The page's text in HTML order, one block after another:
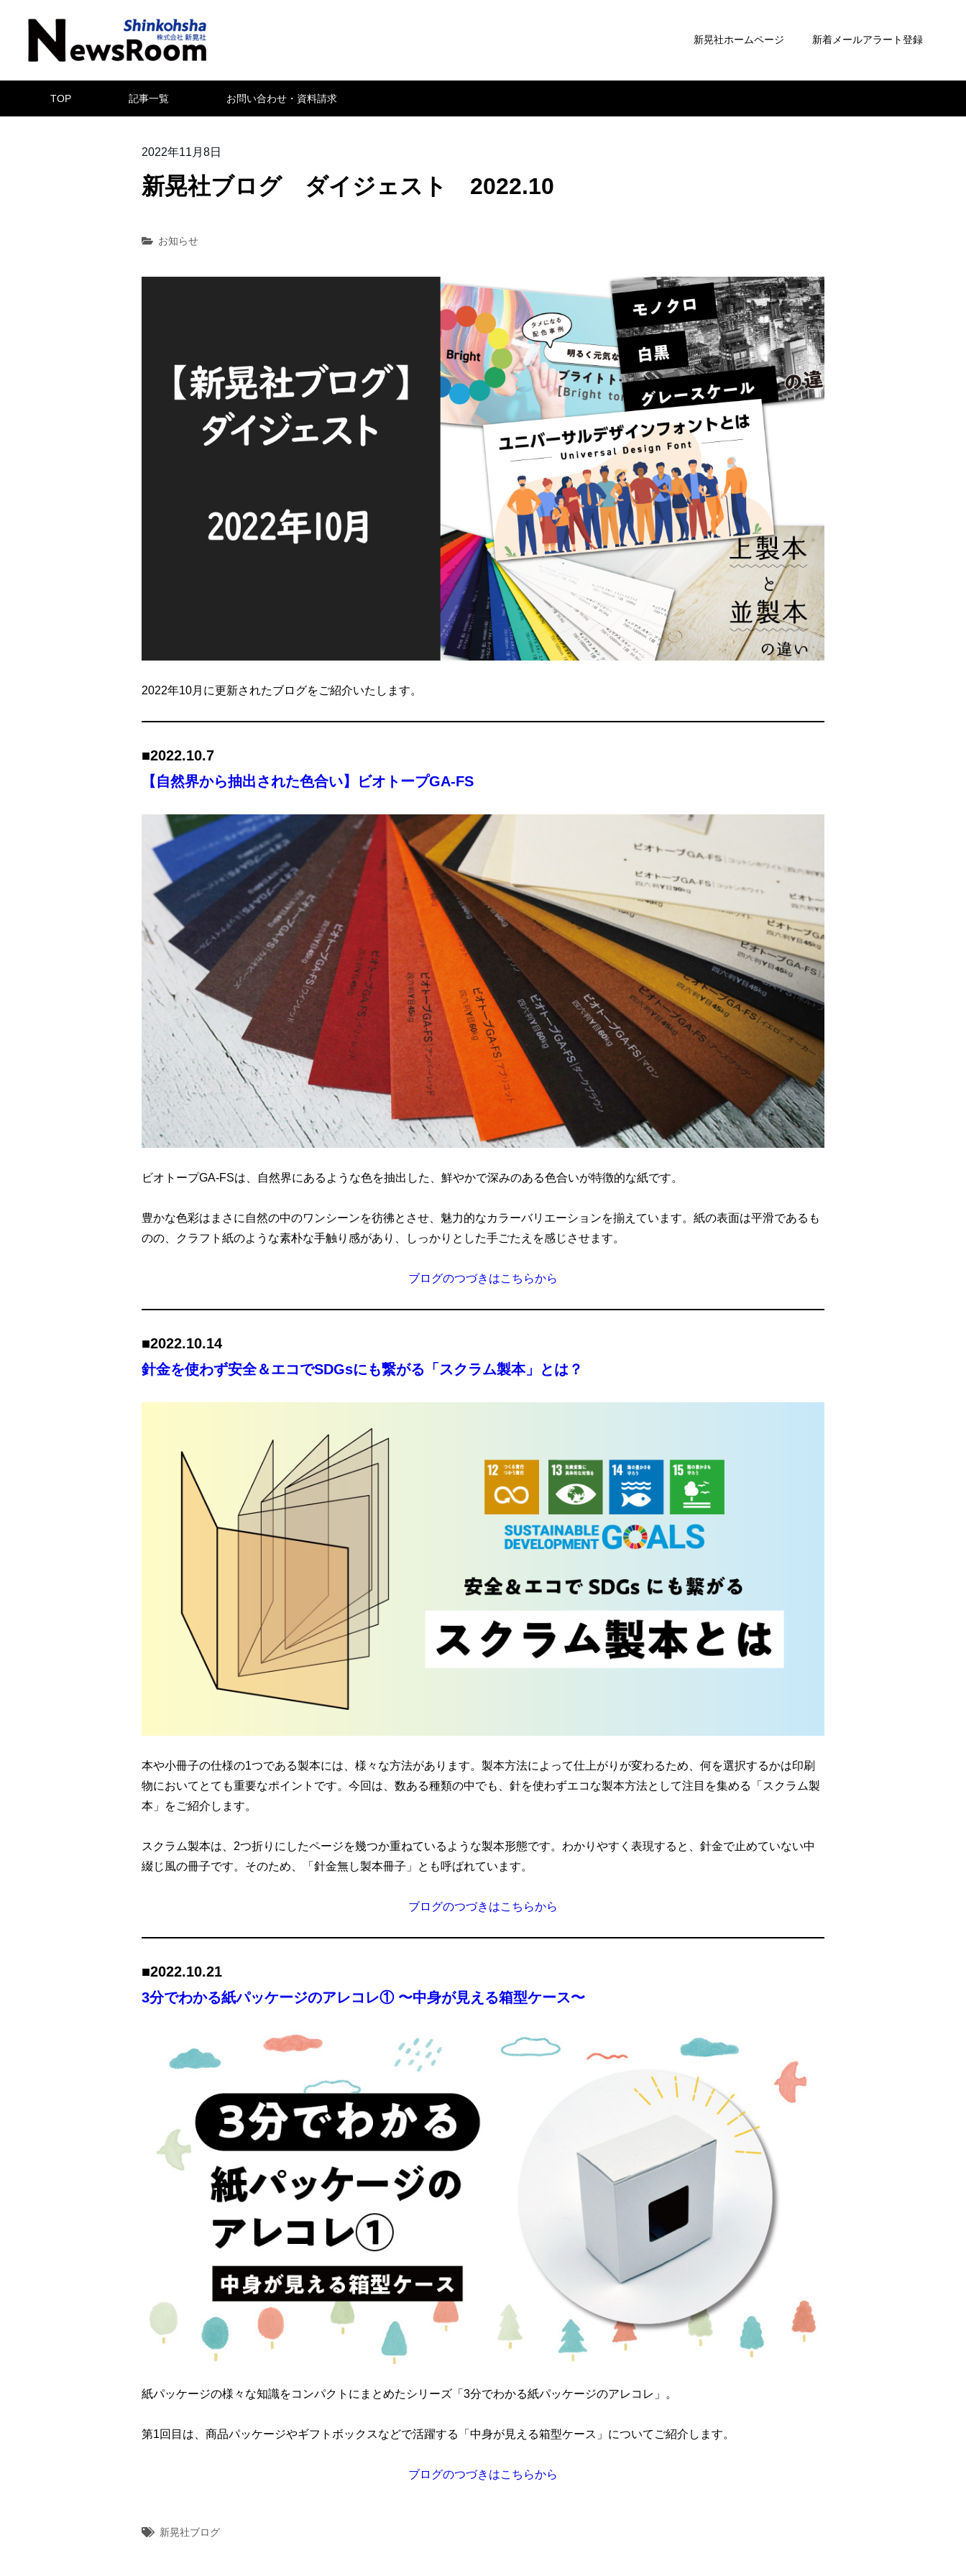
新晃社ホームページ 新着メールアラート登録
TOP 記事一覧 お問い合わせ・資料請求
2022年11月8日
新晃社ブログ ダイジェスト 2022.10
お知らせ
2022年10月に更新されたブログをご紹介いたします。
■2022.10.7
【自然界から抽出された色合い】ビオトープGA-FS
ビオトープGA-FSは、自然界にあるような色を抽出した、鮮やかで深みのある色合いが特徴的な紙です。
豊かな色彩はまさに自然の中のワンシーンを彷彿とさせ、魅力的なカラーバリエーションを揃えています。紙の表面は平滑であるも
のの、クラフト紙のような素朴な手触り感があり、しっかりとした手ごたえを感じさせます。
ブログのつづきはこちらから
■2022.10.14
針金を使わず安全＆エコでSDGsにも繋がる「スクラム製本」とは？
本や小冊子の仕様の1つである製本には、様々な方法があります。製本方法によって仕上がりが変わるため、何を選択するかは印刷
物においてとても重要なポイントです。今回は、数ある種類の中でも、針を使わずエコな製本方法として注目を集める「スクラム製
本」をご紹介します。
スクラム製本は、2つ折りにしたページを幾つか重ねているような製本形態です。わかりやすく表現すると、針金で止めていない中
綴じ風の冊子です。そのため、「針金無し製本冊子」とも呼ばれています。
ブログのつづきはこちらから
■2022.10.21
3分でわかる紙パッケージのアレコレ① 〜中身が見える箱型ケース〜
紙パッケージの様々な知識をコンパクトにまとめたシリーズ「3分でわかる紙パッケージのアレコレ」。
第1回目は、商品パッケージやギフトボックスなどで活躍する「中身が見える箱型ケース」についてご紹介します。
ブログのつづきはこちらから
新晃社ブログ